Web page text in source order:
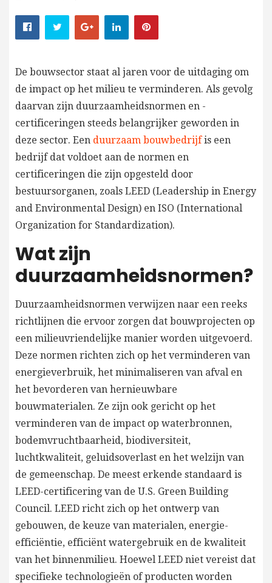
De bouwsector staat al jaren voor de uitdaging om
de impact op het milieu te verminderen. Als gevolg
daarvan zijn duurzaamheidsnormen en -
certificeringen steeds belangrijker geworden in
deze sector. Een duurzaam bouwbedrijfis een
bedrijf dat voldoet aan de normen en
certificeringen die zijn opgesteld door
bestuursorganen, zoals LEED (Leadership in Energy
and Environmental Design) en ISO (International
Organization for Standardization).
Wat zijn
duurzaamheidsnormen?
Duurzaamheidsnormen verwijzen naar een reeks
richtlijnen die ervoor zorgen dat bouwprojecten op
een milieuvriendelijke manier worden uitgevoerd.
Deze normen richten zich op het verminderen van
energieverbruik, het minimaliseren van afval en
het bevorderen van hernieuwbare
bouwmaterialen. Ze zijn ook gericht op het
verminderen van de impact op waterbronnen,
bodemvruchtbaarheid, biodiversiteit,
luchtkwaliteit, geluidsoverlast en het welzijn van
de gemeenschap. De meest erkende standaard is
LEED-certificering van de U.S. Green Building
Council. LEED richt zich op het ontwerp van
gebouwen, de keuze van materialen, energie-
efficiëntie, efficiënt watergebruik en de kwaliteit
van het binnenmilieu. Hoewel LEED niet vereist dat
specifieke technologieën of producten worden